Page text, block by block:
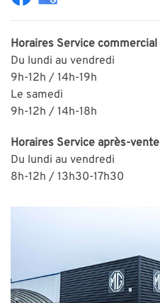
Horaires Service commercial
Du lundi au vendredi
9h-12h / 14h-19h
Le samedi
9h-12h / 14h-18h
Horaires Service après-vente
Du lundi au vendredi
8h-12h / 13h30-17h30